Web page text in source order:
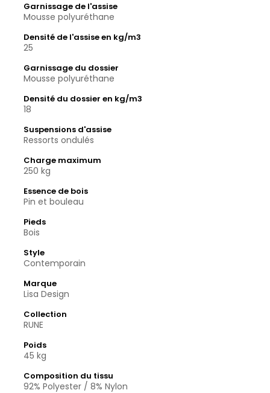
Garnissage de l'assise
Mousse polyuréthane
Densité de l'assise en kg/m3
25
Garnissage du dossier
Mousse polyuréthane
Densité du dossier en kg/m3
18
Suspensions d'assise
Ressorts ondulés
Charge maximum
250 kg
Essence de bois
Pin et bouleau
Pieds
Bois
Style
Contemporain
Marque
Lisa Design
Collection
RUNE
Poids
45 kg
Composition du tissu
92% Polyester / 8% Nylon